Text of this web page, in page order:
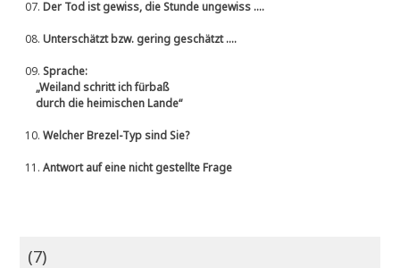
07.Der Tod ist gewiss, die Stunde ungewiss ....
08.Unterschätzt bzw. gering geschätzt ....
09.Sprache:
„Weiland schritt ich fürbaß
durch die heimischen Lande“
10.Welcher Brezel-Typ sind Sie?
11.Antwort auf eine nicht gestellte Frage
(7)